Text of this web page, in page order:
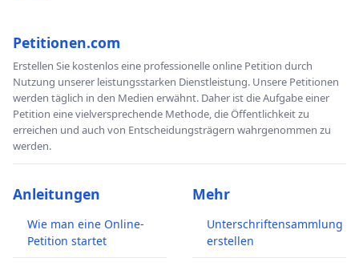
Petitionen.com
Erstellen Sie kostenlos eine professionelle online Petition durch
Nutzung unserer leistungsstarken Dienstleistung. Unsere Petitionen
werden täglich in den Medien erwähnt. Daher ist die Aufgabe einer
Petition eine vielversprechende Methode, die Öffentlichkeit zu
erreichen und auch von Entscheidungsträgern wahrgenommen zu
werden.
Anleitungen
Wie man eine Online-
Petition startet
Mehr
Unterschriftensammlung
erstellen